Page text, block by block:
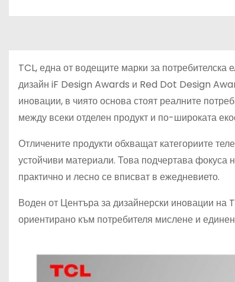
TCL, една от водещите марки за потребителска
дизайн iF Design Awards и Red Dot Design
иновации, в чиято основа стоят реалните
между всеки отделен продукт и по-широката
Отличените продукти обхващат категориите
устойчиви материали. Това подчертава фокуса
практично и лесно се вписват в ежедневието.
Воден от Центъра за дизайнерски иновации на
ориентирано към потребителя мислене и